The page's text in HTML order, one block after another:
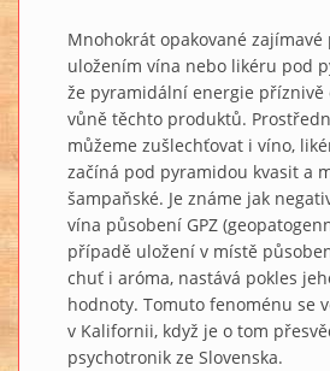
Mnohokrát opakované zajímavé
uložením vína nebo likéru pod
že pyramidální energie příznivě
vůně těchto produktů.
můžeme zušlechťovat i víno,
začíná pod pyramidou kvasit a
šampaňské. Je známe jak
vína působení GPZ
případě uložení v místě
chuť i aróma, nastává pokles
hodnoty. Tomuto fenoménu se
v Kalifornii, když je o tom
psychotronik ze Slovenska.